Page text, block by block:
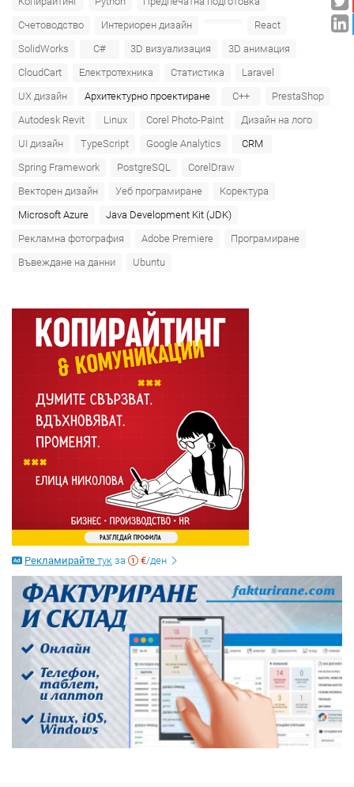
Счетоводство
Интериорен дизайн
React
SolidWorks
C# 3D визуализация
3D анимация
CloudCart
Електротехника Статистика
Laravel
UX дизайн
Архитектурно проектиране C++
PrestaShop
Autodesk Revit
Linux Corel Photo-Paint
Дизайн на лого
UI дизайн
TypeScript Google Analytics
CRM
Spring Framework
PostgreSQL
CorelDraw
Векторен дизайн
Уеб програмиране
Коректура
Microsoft Azure‎
Java Development Kit (JDK)
Рекламна фотография
Adobe Premiere
Програмиране
Въвеждане на данни
Ubuntu
Рекламирайте тук за €/ден